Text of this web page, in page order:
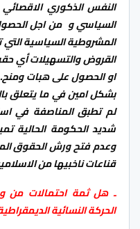
النفس الذكوري
السياسي و من اجل
المشروطية السياسية
القروض والتسهيلات أي
او الحصول على هبات
بشكل امين في ما يتعلق
لم تطبق المناصفة في
شديد الحكومة الحالية
وعدم فتح ورش الحقوق
قناعات ناخبيها من
ـ هل ثمة احتمالات من
الحركة النسائية